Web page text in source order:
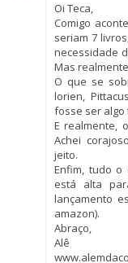
Oi Teca,
Comigo
seriam 7
necessidade
Mas
O que se
lorien,
fosse ser algo
E realmente,
Achei
jeito.
Enfim, tudo
está alta
lançamento
amazon).
Abraço,
Alê